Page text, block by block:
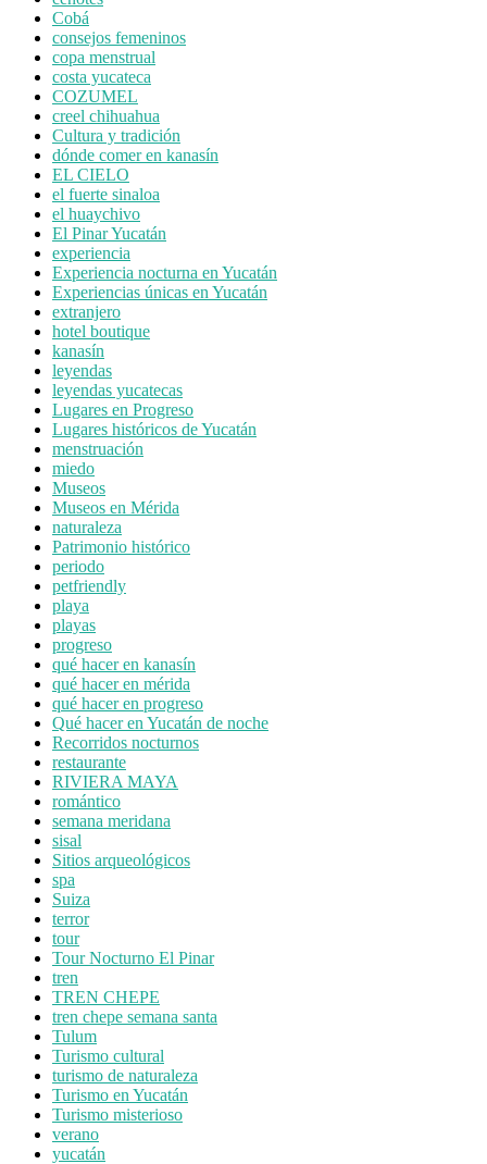
Cobá
consejos femeninos
copa menstrual
costa yucateca
COZUMEL
creel chihuahua
Cultura y tradición
dónde comer en kanasín
EL CIELO
el fuerte sinaloa
el huaychivo
El Pinar Yucatán
experiencia
Experiencia nocturna en Yucatán
Experiencias únicas en Yucatán
extranjero
hotel boutique
kanasín
leyendas
leyendas yucatecas
Lugares en Progreso
Lugares históricos de Yucatán
menstruación
miedo
Museos
Museos en Mérida
naturaleza
Patrimonio histórico
periodo
petfriendly
playa
playas
progreso
qué hacer en kanasín
qué hacer en mérida
qué hacer en progreso
Qué hacer en Yucatán de noche
Recorridos nocturnos
restaurante
RIVIERA MAYA
romántico
semana meridana
sisal
Sitios arqueológicos
spa
Suiza
terror
tour
Tour Nocturno El Pinar
tren
TREN CHEPE
tren chepe semana santa
Tulum
Turismo cultural
turismo de naturaleza
Turismo en Yucatán
Turismo misterioso
verano
yucatán